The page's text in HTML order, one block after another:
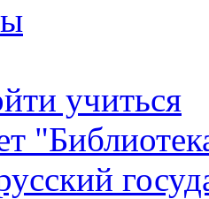
учиться